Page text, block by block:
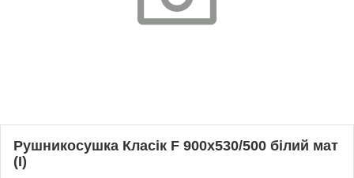
Рушникосушка Класік F 900х530/500 білий мат
(І)